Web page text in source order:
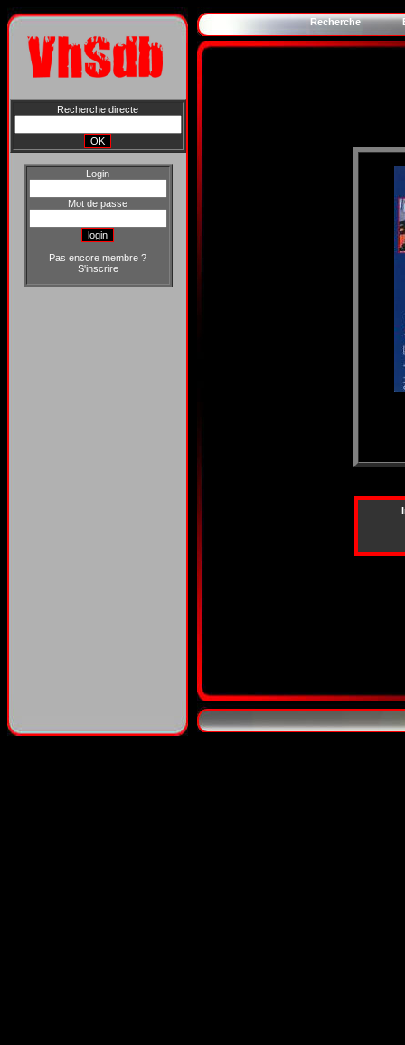
Recherche directe
Login
Mot de passe
Pas encore membre ?
S'inscrire
Recherche